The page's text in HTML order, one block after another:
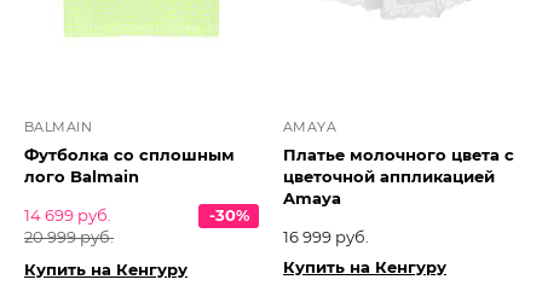
BALMAIN
Футболка со сплошным
лого Balmain
14 699 руб.
20 999 руб.
-30%
Купить на Кенгуру
AMAYA
Платье молочного цвета с
цветочной аппликацией
Amaya
16 999 руб.
Купить на Кенгуру